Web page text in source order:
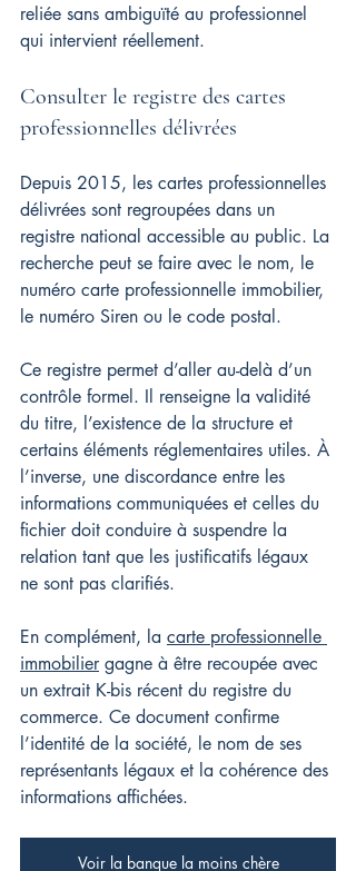
reliée sans ambiguïté au professionnel
qui intervient réellement.
Consulter le registre des cartes
professionnelles délivrées
Depuis 2015, les cartes professionnelles
délivrées sont regroupées dans un
registre national accessible au public. La
recherche peut se faire avec le nom, le
numéro carte professionnelle immobilier,
le numéro Siren ou le code postal.
Ce registre permet d’aller au-delà d’un
contrôle formel. Il renseigne la validité
du titre, l’existence de la structure et
certains éléments réglementaires utiles. À
l’inverse, une discordance entre les
informations communiquées et celles du
fichier doit conduire à suspendre la
relation tant que les justificatifs légaux
ne sont pas clarifiés.
En complément, la carte professionnelle
immobilier gagne à être recoupée avec
un extrait K-bis récent du registre du
commerce. Ce document confirme
l’identité de la société, le nom de ses
représentants légaux et la cohérence des
informations affichées.
Voir la banque la moins chère